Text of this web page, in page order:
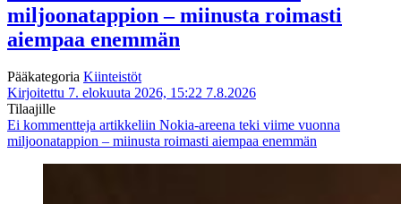
miljoonatappion – miinusta roimasti
aiempaa enemmän
Pääkategoria Kiinteistöt
Kirjoitettu 7. elokuuta 2026, 15:22 7.8.2026
Tilaajille
Ei kommentteja artikkeliin Nokia-areena teki viime vuonna
miljoonatappion – miinusta roimasti aiempaa enemmän